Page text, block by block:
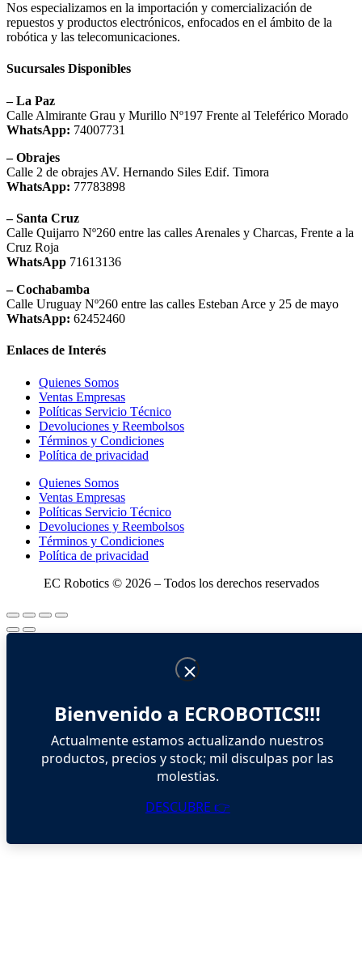
Nos especializamos en la importación y comercialización de
repuestos y productos electrónicos, enfocados en el ámbito de la
robótica y las telecomunicaciones.
Sucursales Disponibles
– La Paz
Calle Almirante Grau y Murillo Nº197 Frente al Teleférico Morado
WhatsApp: 74007731
– Obrajes
Calle 2 de obrajes AV. Hernando Siles Edif. Timora
WhatsApp: 77783898
– Santa Cruz
Calle Quijarro Nº260 entre las calles Arenales y Charcas, Frente a la
Cruz Roja
WhatsApp 71613136
– Cochabamba
Calle Uruguay Nº260 entre las calles Esteban Arce y 25 de mayo
WhatsApp: 62452460
Enlaces de Interés
Quienes Somos
Ventas Empresas
Políticas Servicio Técnico
Devoluciones y Reembolsos
Términos y Condiciones
Política de privacidad
Quienes Somos
Ventas Empresas
Políticas Servicio Técnico
Devoluciones y Reembolsos
Términos y Condiciones
Política de privacidad
EC Robotics © 2026 – Todos los derechos reservados
Bienvenido a ECROBOTICS!!!
Actualmente estamos actualizando nuestros
productos, precios y stock; mil disculpas por las
molestias.
DESCUBRE 👉